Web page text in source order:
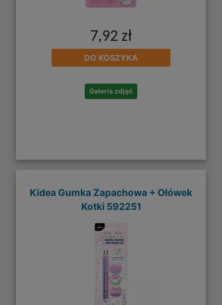
7,92 zł
DO KOSZYKA
Galeria zdjęć
Kidea Gumka Zapachowa + Ołówek
Kotki 592251